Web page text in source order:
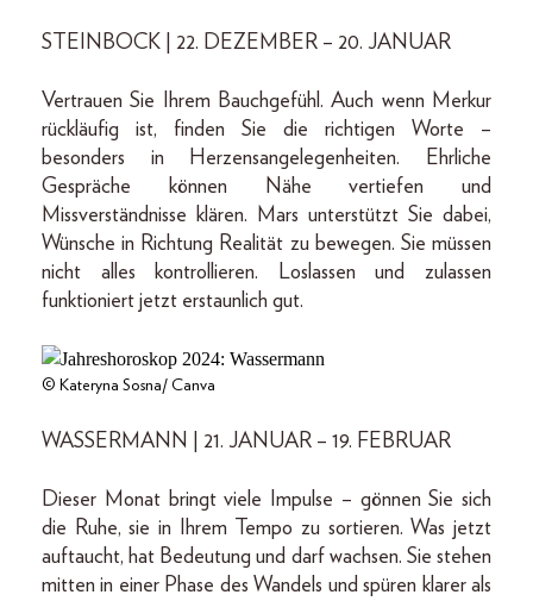
STEINBOCK | 22. DEZEMBER – 20. JANUAR
Vertrauen Sie Ihrem Bauchgefühl. Auch wenn Merkur
rückläufig ist, finden Sie die richtigen Worte –
besonders in Herzensangelegenheiten. Ehrliche
Gespräche können Nähe vertiefen und
Missverständnisse klären. Mars unterstützt Sie dabei,
Wünsche in Richtung Realität zu bewegen. Sie müssen
nicht alles kontrollieren. Loslassen und zulassen
funktioniert jetzt erstaunlich gut.
© Kateryna Sosna/ Canva
WASSERMANN | 21. JANUAR – 19. FEBRUAR
Dieser Monat bringt viele Impulse – gönnen Sie sich
die Ruhe, sie in Ihrem Tempo zu sortieren. Was jetzt
auftaucht, hat Bedeutung und darf wachsen. Sie stehen
mitten in einer Phase des Wandels und spüren klarer als